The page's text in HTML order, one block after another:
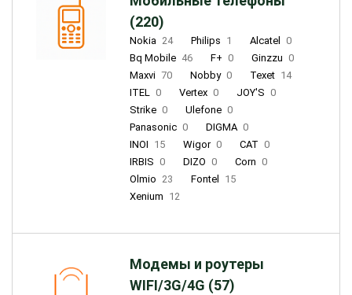
(220)
Nokia 24 Philips 1 Alcatel
0
Bq Mobile 46 F+ 0 Ginzzu 0
Maxvi 70 Nobby 0 Texet 14
ITEL 0 Vertex 0 JOY'S 0
Strike 0 Ulefone 0
Panasonic 0 DIGMA 0
INOI 15 Wigor 0 CAT 0
IRBIS 0 DIZO 0 Corn 0
Olmio 23 Fontel
15
Xenium 12
Модемы и роутеры
WIFI/3G/4G (57)